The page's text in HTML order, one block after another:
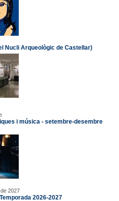
Nucli Arqueològic de Castellar)
i música - setembre-desembre
2027
2026-2027